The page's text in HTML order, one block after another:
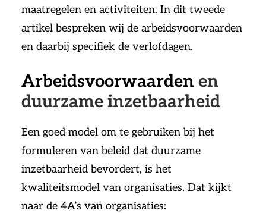
maatregelen en activiteiten. In dit tweede
artikel bespreken wij de arbeidsvoorwaarden
en daarbij specifiek de verlofdagen.
Arbeidsvoorwaarden en
duurzame inzetbaarheid
Een goed model om te gebruiken bij het
formuleren van beleid dat duurzame
inzetbaarheid bevordert, is het
kwaliteitsmodel van organisaties. Dat kijkt
naar de 4A’s van organisaties: